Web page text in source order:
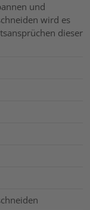
und
wird es
dieser